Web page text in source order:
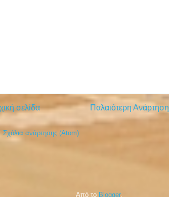
Παλαιότερη Ανάρτηση
σελίδα
Σχόλια ανάρτησης (Atom)
Από το Blogger.